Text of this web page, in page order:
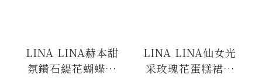
LINA LINA赫本甜
氛鑽石緹花蝴蝶結
LINA LINA仙女光
采玫瑰花蛋糕裙擺